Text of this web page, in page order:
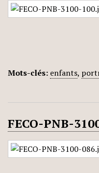
Mots-clés: enfants,
FECO-PNB-